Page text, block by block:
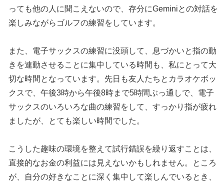
っても他の人に聞こえないので、存分にGeminiとの対話を
楽しみながらゴルフの練習をしています。
また、電子サックスの練習に没頭して、息づかいと指の動
きを連動させることに集中している時間も、私にとって大
切な時間となっています。先日も友人たちとカラオケボッ
クスで、午後3時から午後8時まで5時間ぶっ通しで、電子
サックスのいろいろな曲の練習をして、すっかり指が疲れ
ましたが、とても楽しい時間でした。
こうした趣味の環境を整えて試行錯誤を繰り返すことは、
直接的なお金の利益には見えないかもしれません。ところ
が、自分の好きなことに深く集中して楽しんでいるとき、